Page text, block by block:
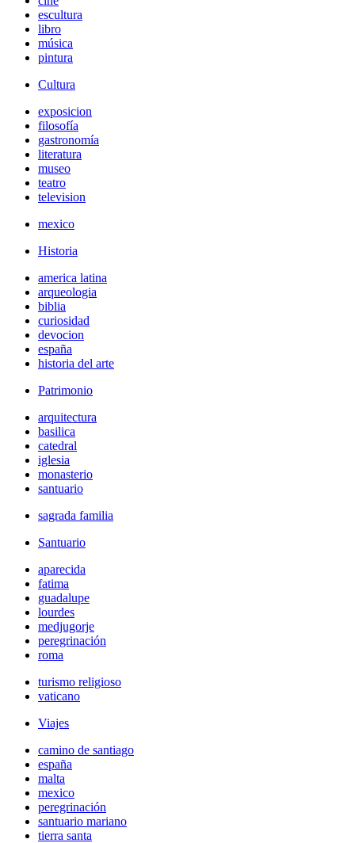
escultura
libro
música
pintura
Cultura
exposicion
filosofía
gastronomía
literatura
museo
teatro
television
mexico
Historia
america latina
arqueologia
biblia
curiosidad
devocion
españa
historia del arte
Patrimonio
arquitectura
basilica
catedral
iglesia
monasterio
santuario
sagrada familia
Santuario
aparecida
fatima
guadalupe
lourdes
medjugorje
peregrinación
roma
turismo religioso
vaticano
Viajes
camino de santiago
españa
malta
mexico
peregrinación
santuario mariano
tierra santa